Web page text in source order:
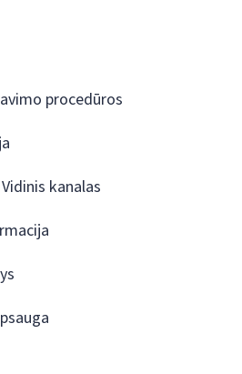
procedūros
kanalas